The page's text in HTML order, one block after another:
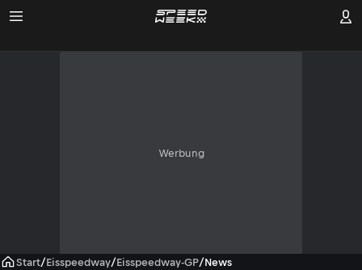
Werbung
Start/Eisspeedway/Eisspeedway-GP/News